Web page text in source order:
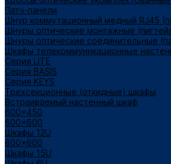
Патч-панели
Шнур коммутационный медный RJ45
Шнуры оптические монтажные
Шнуры оптические соединительные
Шкафы телекоммуникационные
Cерия LITE
Cерия BASIS
Cерия KEYS
Трехсекционные (откидные) шкафы
Встраиваемый настенный шкаф
600x450
600x600
Шкафы 12U
600x600
Шкафы 15U